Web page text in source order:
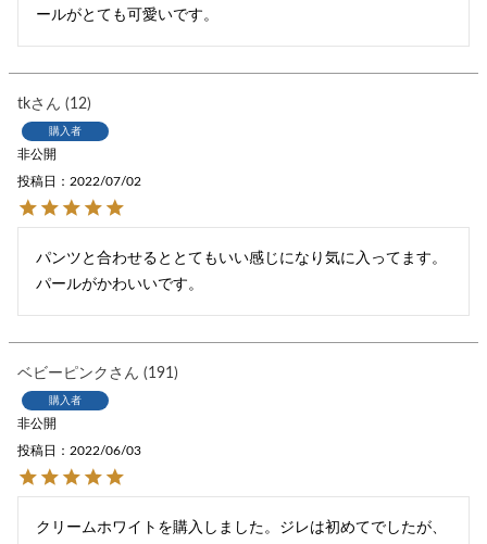
ールがとても可愛いです。
tk 12
購入者
非公開
投稿日 2022/07/02
パンツと合わせるととてもいい感じになり気に入ってます。
パールがかわいいです。
ベビーピンク 191
購入者
非公開
投稿日 2022/06/03
クリームホワイトを購入しました。ジレは初めてでしたが、